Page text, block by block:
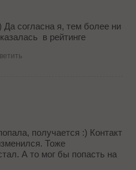
Да согласна я, тем более ни
в рейтинге
получается :) Контакт
Тоже
А то мог бы попасть на